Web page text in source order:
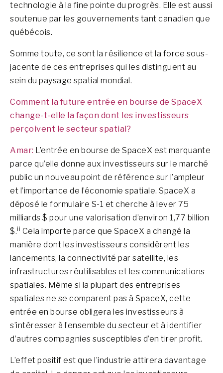
technologie à la fine pointe du progrès. Elle est aussi
soutenue par les gouvernements tant canadien que
québécois.
Somme toute, ce sont la résilience et la force sous-
jacente de ces entreprises qui les distinguent au
sein du paysage spatial mondial.
Comment la future entrée en bourse de SpaceX
change-t-elle la façon dont les investisseurs
perçoivent le secteur spatial?
Amar: L’entrée en bourse de SpaceX est marquante
parce qu’elle donne aux investisseurs sur le marché
public un nouveau point de référence sur l’ampleur
et l’importance de l’économie spatiale. SpaceX a
déposé le formulaire S-1 et cherche à lever 75
milliards $ pour une valorisation d’environ 1,77 billion
$.ii Cela importe parce que SpaceX a changé la
manière dont les investisseurs considèrent les
lancements, la connectivité par satellite, les
infrastructures réutilisables et les communications
spatiales. Même si la plupart des entreprises
spatiales ne se comparent pas à SpaceX, cette
entrée en bourse obligera les investisseurs à
s’intéresser à l’ensemble du secteur et à identifier
d’autres compagnies susceptibles d’en tirer profit.
L’effet positif est que l’industrie attirera davantage